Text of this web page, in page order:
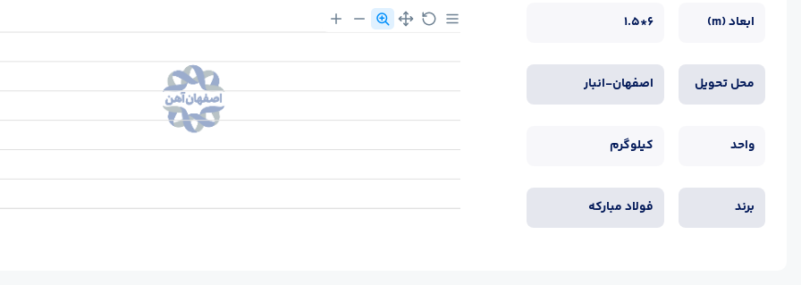
ابعاد (m) 6*1.5
محل تحویل اصفهان-انبار
واحد کیلوگرم
برند فولاد مبارکه